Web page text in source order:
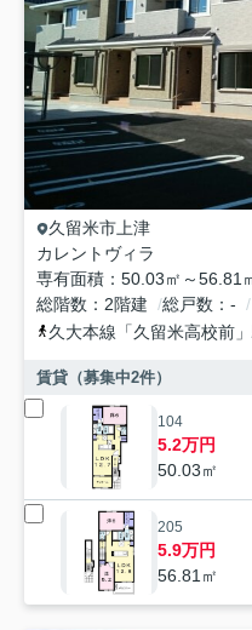
久留米市 上津
カレントヴィラ
専有面積
50.03㎡～56.81
総階数
2階建 総戸数
-
久大本線 「久留米高校前
賃貸（募集中2件）
104
5.2万円
50.03㎡
205
5.9万円
56.81㎡